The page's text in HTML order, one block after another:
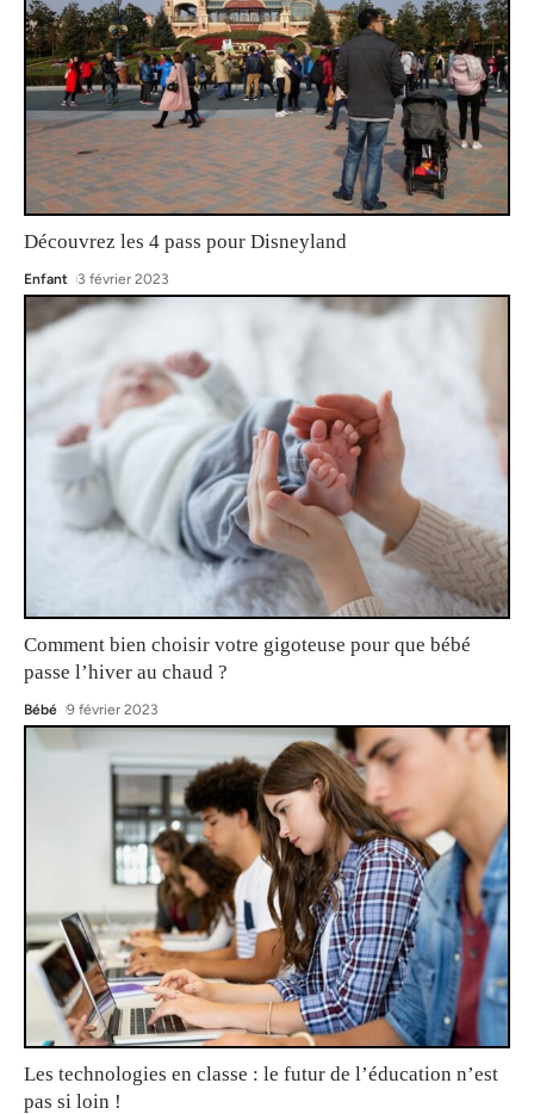
Découvrez les 4 pass pour Disneyland
Enfant 3 février 2023
Comment bien choisir votre gigoteuse pour que bébé
passe l’hiver au chaud ?
Bébé 9 février 2023
Les technologies en classe : le futur de l’éducation n’est
pas si loin !